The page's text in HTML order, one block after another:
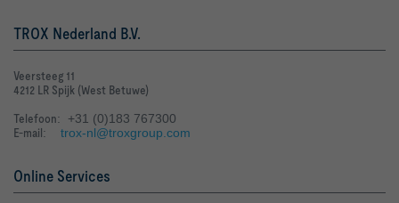
TROX Nederland B.V.
Veersteeg 11
4212 LR Spijk (West Betuwe)
Telefoon: +31 (0)183 767300
E-mail: trox-nl@troxgroup.com
Online Services